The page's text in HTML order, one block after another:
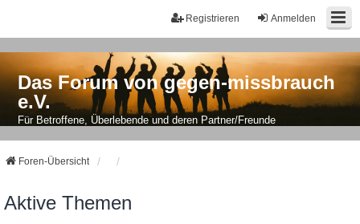
Anmelden
Registrieren
Das Forum von gegen-missbrauch
e.V.
Für Betroffene, Überlebende und deren Partner/Freunde
Foren-Übersicht
Aktive Themen